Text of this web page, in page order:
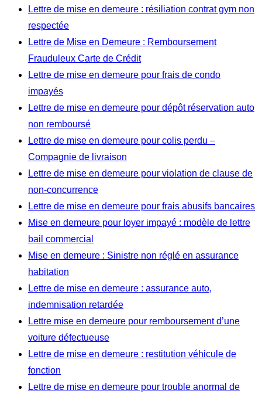
Lettre de mise en demeure : résiliation contrat gym non
respectée
Lettre de Mise en Demeure : Remboursement
Frauduleux Carte de Crédit
Lettre de mise en demeure pour frais de condo
impayés
Lettre de mise en demeure pour dépôt réservation auto
non remboursé
Lettre de mise en demeure pour colis perdu –
Compagnie de livraison
Lettre de mise en demeure pour violation de clause de
non-concurrence
Lettre de mise en demeure pour frais abusifs bancaires
Mise en demeure pour loyer impayé : modèle de lettre
bail commercial
Mise en demeure : Sinistre non réglé en assurance
habitation
Lettre de mise en demeure : assurance auto,
indemnisation retardée
Lettre mise en demeure pour remboursement d’une
voiture défectueuse
Lettre de mise en demeure : restitution véhicule de
fonction
Lettre de mise en demeure pour trouble anormal de